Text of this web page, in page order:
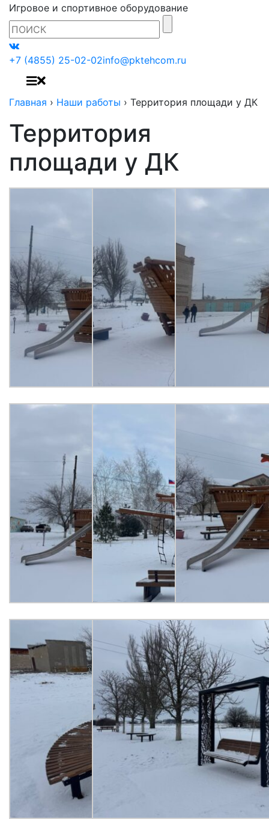
Игровое и спортивное оборудование
+7 (4855) 25-02-02info@pktehcom.ru
Главная › Наши работы › Территория площади у ДК
Территория
площади у ДК